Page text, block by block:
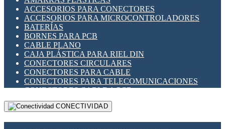
INDICADORES PARA PANEL
INTERFACES DE RELÉ
INTERRUPTORES FIN DE CARRERA
LLAVES CONMUTADORAS
MEDIDORES DE ENERGÍA Y TC'S DE CORRIENTE
MOTORES PASO A PASO
PANTALLAS HMI
PLC -CONTROLADORES LÓGICO PROGRAMABLES
PROGRAMADORES DE HORARIO
RELÉS DE PROTECCIÓN
SENSORES CAPACITIVOS
ACCESORIOS PARA CONECTORES
ACCESORIOS PARA MICROCONTROLADORES
BATERÍAS
BORNES PARA PCB
CABLE PLANO
CAJA PLÁSTICA PARA RIEL DIN
CONECTORES CIRCULARES
CONECTORES PARA CABLE
CONECTORES PARA TELECOMUNICACIONES
CONECTORES CABLE A PCB
CONECTORES PCB A CABLE
DIP SWITCHESCONECTIVIDAD